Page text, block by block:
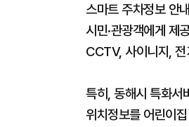
스마트 주차정보 안
시민·관광객에게 제
CCTV, 사이니지,
특히, 동해시 특화서
위치정보를 어린이